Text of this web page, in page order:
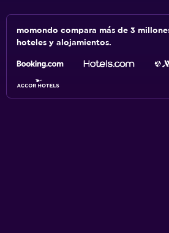
momondo compara más de 3
hoteles y alojamientos.